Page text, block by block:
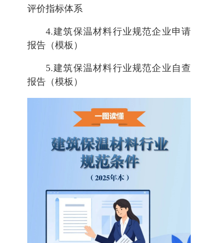
评价指标体系
4.建筑保温材料行业规范企业申请
报告（模板）
5.建筑保温材料行业规范企业自查
报告（模板）